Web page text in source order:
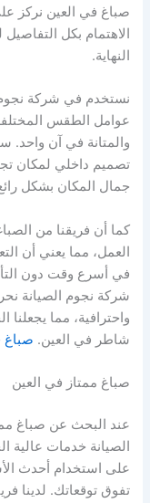
صباغ في العين نركز
الاهتمام بكل
النهاية.
نستخدم في شركة نجوم
عوامل الطقس
والمتانة في آن واحد.
تصميم داخلي لمكان
جمال المكان بشكل
كما أن فريقنا من
العمل، مما يعني أن
في أسرع وقت دون
شركة نجوم الصيانة
واحترافية، مما يجعلنا
شاطر في العين. صباغ
صباغ ممتاز في العين
عند البحث عن صباغ
الصيانة خدمات عالية
على استخدام أحدث
تفوق توقعاتك. لدينا